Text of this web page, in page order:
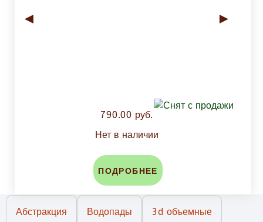
◄ ►
790.00 руб.
Нет в наличии
ПОДРОБНЕЕ
Абстракция Водопады 3d объемные